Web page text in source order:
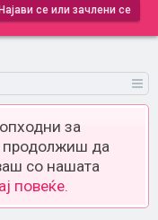
Најави се или зачлени се
за
продолжиш да
со нашата
повеќе.